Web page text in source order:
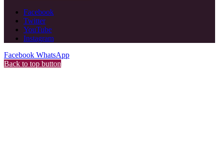
Facebook
Twitter
YouTube
Instagram
Facebook WhatsApp
Back to top button